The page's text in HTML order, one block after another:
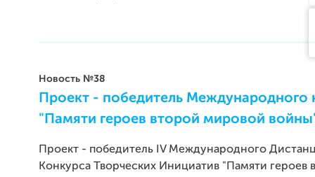
Новость №38
Проект - победитель Международного
"Памяти героев второй мировой
Проект - победитель IV Международного
Конкурса Творческих Инициатив "Памяти героев